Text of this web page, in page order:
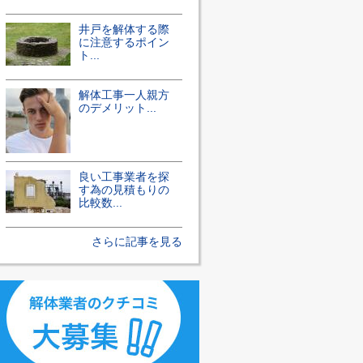
井戸を解体する際
に注意するポイン
ト...
解体工事一人親方
のデメリット...
良い工事業者を探
す為の見積もりの
比較数...
さらに記事を見る